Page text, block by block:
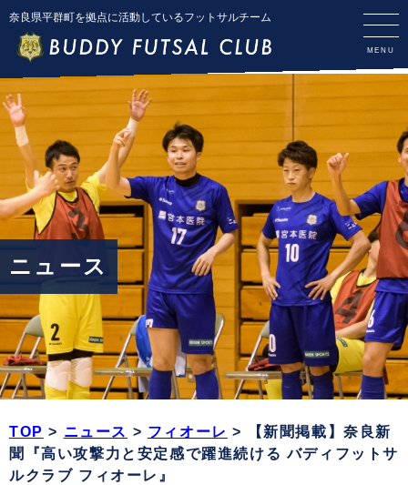
奈良県平群町を拠点に活動しているフットサルチーム
ニュース
TOP > ニュース > フィオーレ >
【新聞掲載】奈良新
聞『高い攻撃力と安定感で躍進続ける バディフットサ
ルクラブ フィオーレ』